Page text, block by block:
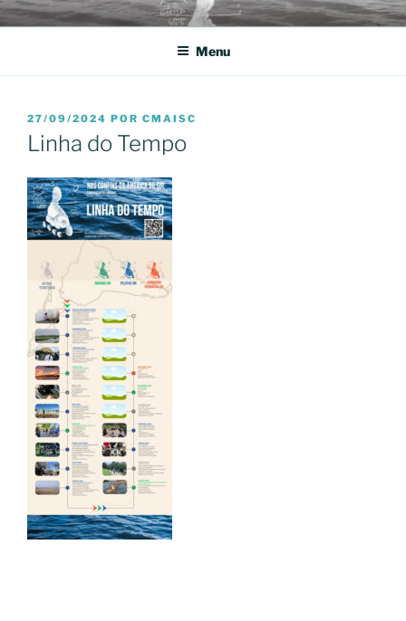
Pular
para
conteúdo
NOS CONFINS DA AMÉRICA
CAMINHOGRAFIAS URBANAS
Menu
PUBLICADO
EM
27/09/2024 POR CMAISC
Linha do Tempo